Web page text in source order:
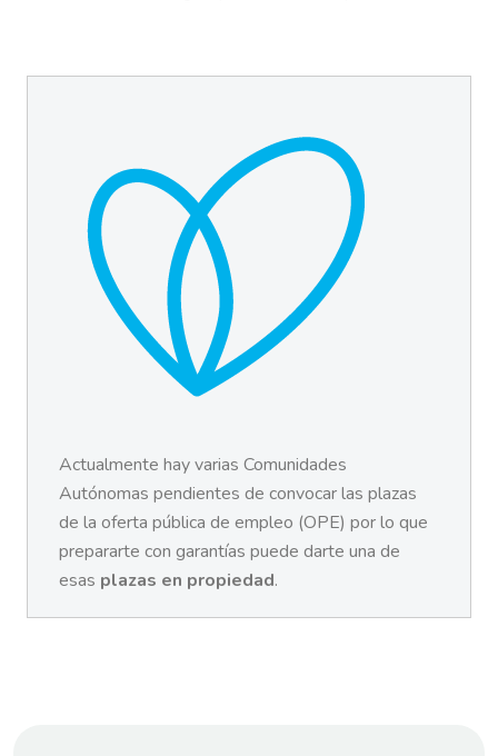
Actualmente hay varias Comunidades
Autónomas pendientes de convocar las plazas
de la oferta pública de empleo (OPE) por lo que
prepararte con garantías puede darte una de
esas plazas en propiedad.